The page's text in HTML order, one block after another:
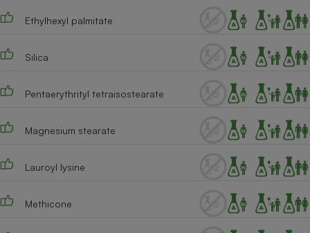
Ethylhexyl palmitate
Silica
Pentaerythrityl tetraisostearate
Magnesium stearate
Lauroyl lysine
Methicone
Plaque de cuisson à
Climatiseur -
Ventilateur
Téléphone mobile -
Smartphone
Antivirus
Climatiseur -